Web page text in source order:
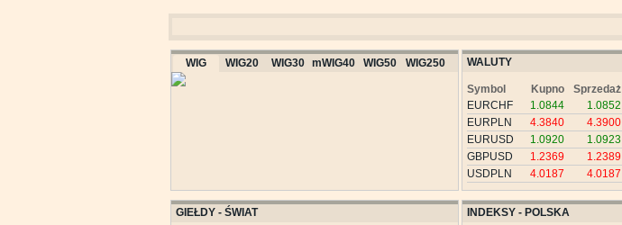
WIG WIG20 WIG30 mWIG40 WIG50 WIG250 WALUTY
Symbol Kupno Sprzedaż
EURCHF
1.0844 1.0852
EURPLN
4.3840 4.3900
EURUSD
1.0920 1.0923
GBPUSD
1.2369 1.2389
USDPLN
4.0187 4.0187
GIEŁDY - ŚWIAT INDEKSY - POLSKA